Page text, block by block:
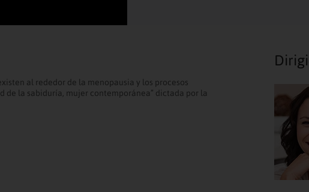
al rededor de la menopausia y los procesos
de la sabiduría, mujer contemporánea” dictada por la